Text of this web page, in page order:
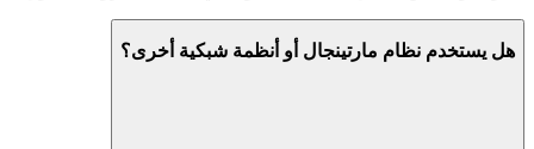
هل يستخدم نظام مارتينجال أو أنظمة شبكية أخرى؟